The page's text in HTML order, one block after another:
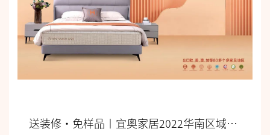
送装修·免样品丨宜奥家居2022华南区域选商财富峰会启动会圆满结束！